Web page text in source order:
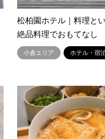
松柏園ホテル｜料理と
絶品料理でおもてなし
小倉エリア ホテル・宿